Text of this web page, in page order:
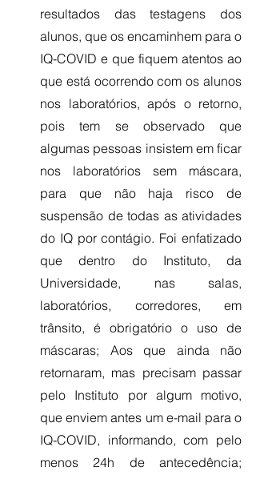
resultados das testagens dos
alunos, que os encaminhem para o
IQ-COVID e que fiquem atentos ao
que está ocorrendo com os alunos
nos laboratórios, após o retorno,
pois tem se observado que
algumas pessoas insistem em ficar
nos laboratórios sem máscara,
para que não haja risco de
suspensão de todas as atividades
do IQ por contágio. Foi enfatizado
que dentro do Instituto, da
Universidade, nas salas,
laboratórios, corredores, em
trânsito, é obrigatório o uso de
máscaras; Aos que ainda não
retornaram, mas precisam passar
pelo Instituto por algum motivo,
que enviem antes um e-mail para o
IQ-COVID, informando, com pelo
menos 24h de antecedência;